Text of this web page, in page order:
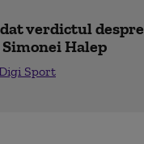
verdictul despre
Halep
Sport